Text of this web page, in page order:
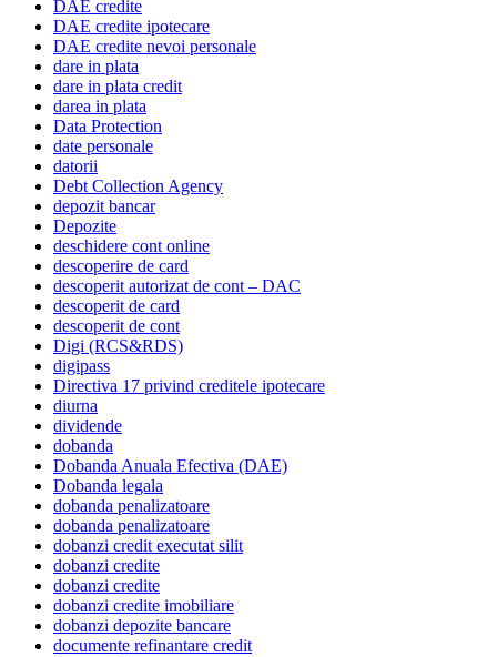
DAE credite
DAE credite ipotecare
DAE credite nevoi personale
dare in plata
dare in plata credit
darea in plata
Data Protection
date personale
datorii
Debt Collection Agency
depozit bancar
Depozite
deschidere cont online
descoperire de card
descoperit autorizat de cont – DAC
descoperit de card
descoperit de cont
Digi (RCS&RDS)
digipass
Directiva 17 privind creditele ipotecare
diurna
dividende
dobanda
Dobanda Anuala Efectiva (DAE)
Dobanda legala
dobanda penalizatoare
dobanda penalizatoare
dobanzi credit executat silit
dobanzi credite
dobanzi credite
dobanzi credite imobiliare
dobanzi depozite bancare
documente refinantare credit